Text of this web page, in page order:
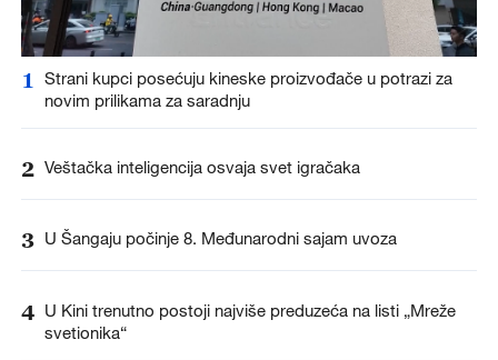
1
Strani kupci posećuju kineske proizvođače u potrazi za
novim prilikama za saradnju
2 Veštačka inteligencija osvaja svet igračaka
3 U Šangaju počinje 8. Međunarodni sajam uvoza
4 U Kini trenutno postoji najviše preduzeća na listi „Mreže
svetionika“